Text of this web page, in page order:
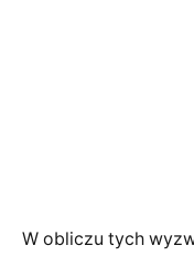
W obliczu tych